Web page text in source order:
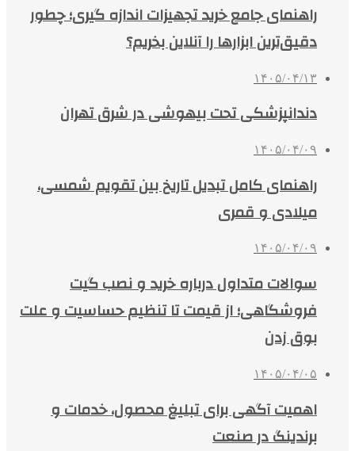
راهنمای جامع خرید تجهیزات اندازه گیری؛ چطور
دقیق‌ترین ابزارها را آنلاین بخریم؟
۱۴۰۵/۰۴/۱۳
دندانپزشکی تحت بیهوشی در شرق تهران
۱۴۰۵/۰۴/۰۹
راهنمای کامل تبدیل تاریخ بین تقویم شمسی،
میلادی و قمری
۱۴۰۵/۰۴/۰۹
سوالات متداول درباره خرید و نصب گیت
فروشگاهی؛ از قیمت تا تنظیم حساسیت و علت
بوق زدن
۱۴۰۵/۰۴/۰۵
اهمیت آگهی برای تبلیغ محصول، خدمات و
برندینگ در صنعت